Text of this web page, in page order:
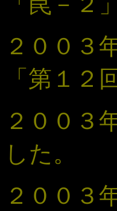
２００
「第１
２００
した。
２００